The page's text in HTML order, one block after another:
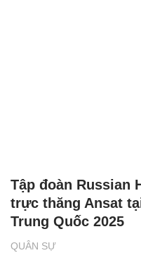
QUÂN SỰ
Tập đoàn Russian
trực thăng Ansat
Trung Quốc 2025